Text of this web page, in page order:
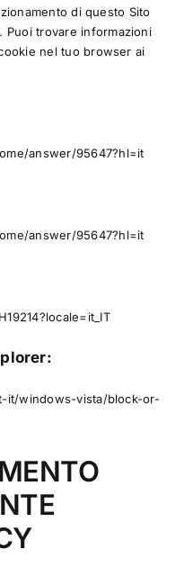
di questo Sito
Puoi trovare informazioni
nel tuo browser ai
answer/95647?hl=it
answer/95647?hl=it
it/windows-vista/block-or-